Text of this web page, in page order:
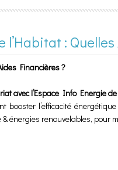
:
Financières ?
avec l’Espace Info Energie
booster l’efficacité
énergies renouvelables,